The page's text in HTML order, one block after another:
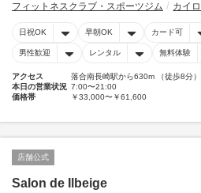
フィットネスクラブ・スポーツジム
カイ
日祝OK 早朝OK カード可
男性歓迎 レンタル 無料体験
アクセス
落合南長崎駅から630m （徒歩8分）
本日の営業状況 7:00〜21:00
価格帯
￥33,000〜￥61,600
店舗公式
Salon de Ilbeige